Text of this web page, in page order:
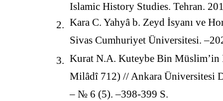
Islamic History Studies. Tehran.
2. Kara C. Yahyâ b. Zeyd İsyanı ve
Sivas Cumhuriyet Üniversitesi.
3. Kurat N.A. Kuteybe Bin Müslim’in
Milâdî 712) // Ankara Üniversitesi
– № 6 (5). –398-399 S.